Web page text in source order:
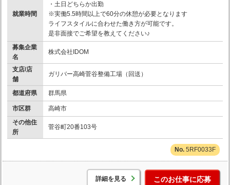
就業時間
・土日どちらか出勤
※実働5.5時間以上で60分の休憩が必要となります
ライフスタイルに合わせた働き方が可能です。
是非面接でご希望を教えてください♪
募集企業
名
株式会社IDOM
支店/店
舗
ガリバー高崎菅谷整備工場（回送）
都道府県 群馬県
市区群
高崎市
その他住
所
菅谷町20番103号
5RF0033F
詳細を見る このお仕事に応募